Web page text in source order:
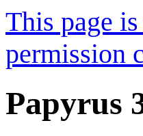
This page
permission
Papyrus